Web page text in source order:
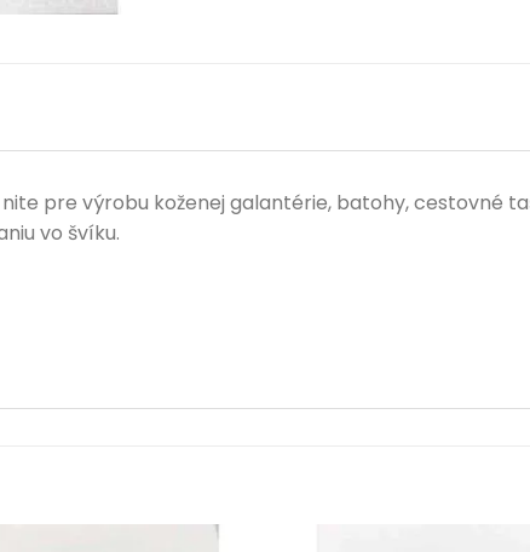
nite pre výrobu koženej galantérie, batohy, cestovné
vo švíku.